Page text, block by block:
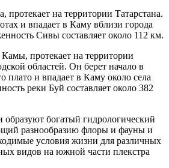
на территории Татарстана.
и впадает в Каму вблизи города
Сивы составляет около 112 км.
протекает на территории
областей. Он берет начало в
плато и впадает в Каму около села
реки Буй составляет около 382
образуют богатый гидрологический
разнообразию флоры и фауны и
условия жизни для различных
видов на южной части плекстра